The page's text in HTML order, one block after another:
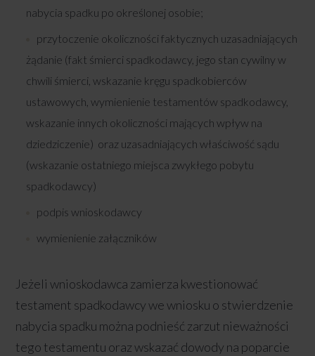
nabycia spadku po określonej osobie;
przytoczenie okoliczności faktycznych uzasadniających
żądanie (fakt śmierci spadkodawcy, jego stan cywilny w
chwili śmierci, wskazanie kręgu spadkobierców
ustawowych, wymienienie testamentów spadkodawcy,
wskazanie innych okoliczności mających wpływ na
dziedziczenie) oraz uzasadniających właściwość sądu
(wskazanie ostatniego miejsca zwykłego pobytu
spadkodawcy)
podpis wnioskodawcy
wymienienie załączników
Jeżeli wnioskodawca zamierza kwestionować
testament spadkodawcy we wniosku o stwierdzenie
nabycia spadku można podnieść zarzut nieważności
tego testamentu oraz wskazać dowody na poparcie